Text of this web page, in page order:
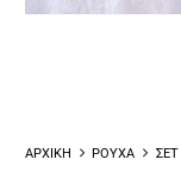
ΑΡΧΙΚΗ ΡΟΥΧΑ